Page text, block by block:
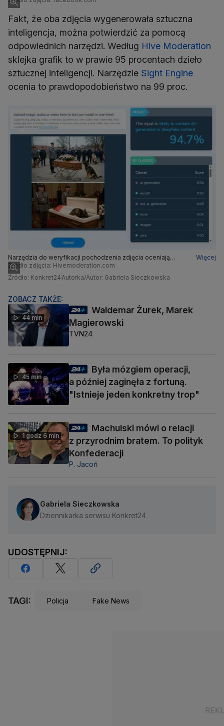
Fakt, że oba zdjęcia wygenerowała sztuczna
inteligencja, można potwierdzić za pomocą
odpowiednich narzędzi. Według Hive Moderation
sklejka grafik to w prawie 95 procentach dzieło
sztucznej inteligencji. Narzędzie Sight Engine
ocenia to prawdopodobieństwo na 99 proc.
Narzędzia do weryfikacji pochodzenia zdjęcia oceniają
grafiki jako komputerowo wygenerowane.
Więcej
Źródło zdjęcia: Hivemoderation.com
Źródło: Konkret24Autorka/Autor: Gabriela Sieczkowska
ZOBACZ TAKŻE:
44 min
Waldemar Żurek, Marek
Magierowski
TVN24
45 min
Była mózgiem operacji,
a później zaginęła z fortuną.
"Istnieje jeden konkretny trop"
1 godz 6 min
Machulski mówi o relacji
z przyrodnim bratem. To polityk
Konfederacji
P. Jacoń
Gabriela Sieczkowska
Dziennikarka serwisu Konkret24
UDOSTĘPNIJ:
TAGI: Policja Fake News